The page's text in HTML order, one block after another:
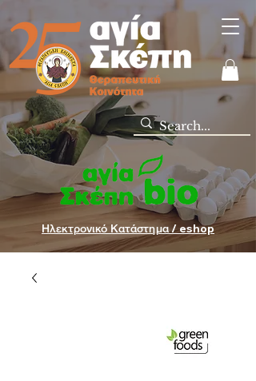
Ηλεκτρονικό Κατάστημα / eshop